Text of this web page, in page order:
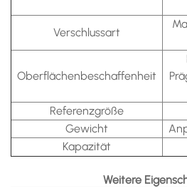
Verschlussart
Oberflächenbeschaffenheit
Referenzgröße
Gewicht
Kapazität
Weitere